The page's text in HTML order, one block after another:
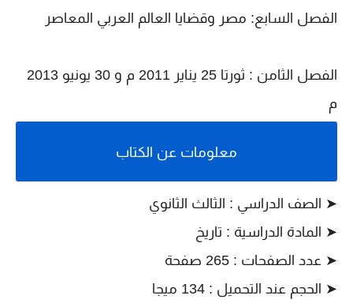
الفصل السابع: مصر وقضايا العالم العربي المعاصر
الفصل الثامن : ثورتا 25 يناير 2011 م و 30 يونيو 2013
م
معلومات عن الكتاب
➤ الصف الدراسي : الثالث الثانوي
➤ المادة الدراسية : تاريخ
➤ عدد الصفحات : 265 صفحة
➤ الحجم عند التحميل : 134 ميجا